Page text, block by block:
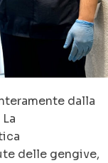
dalla
delle gengive,